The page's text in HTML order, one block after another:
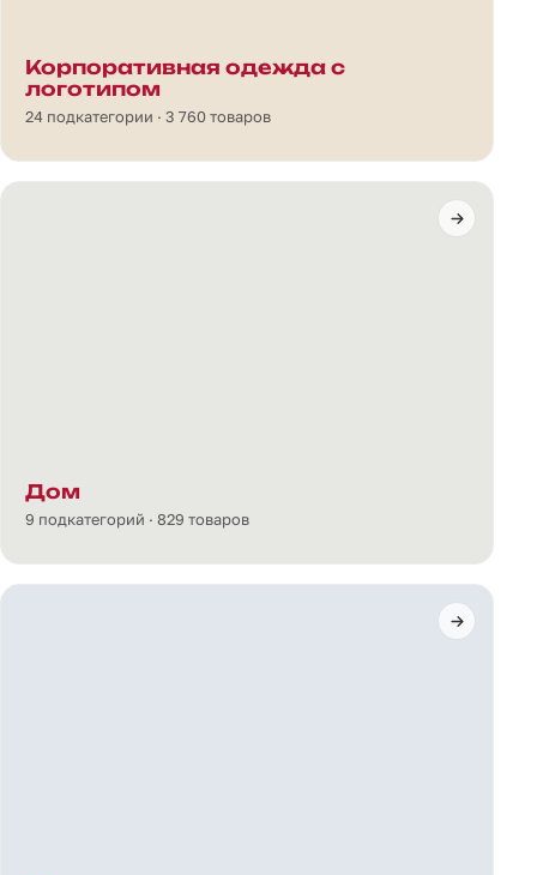
Корпоративная одежда с
логотипом
24 подкатегории · 3 760 товаров
Дом
9 подкатегорий · 829 товаров